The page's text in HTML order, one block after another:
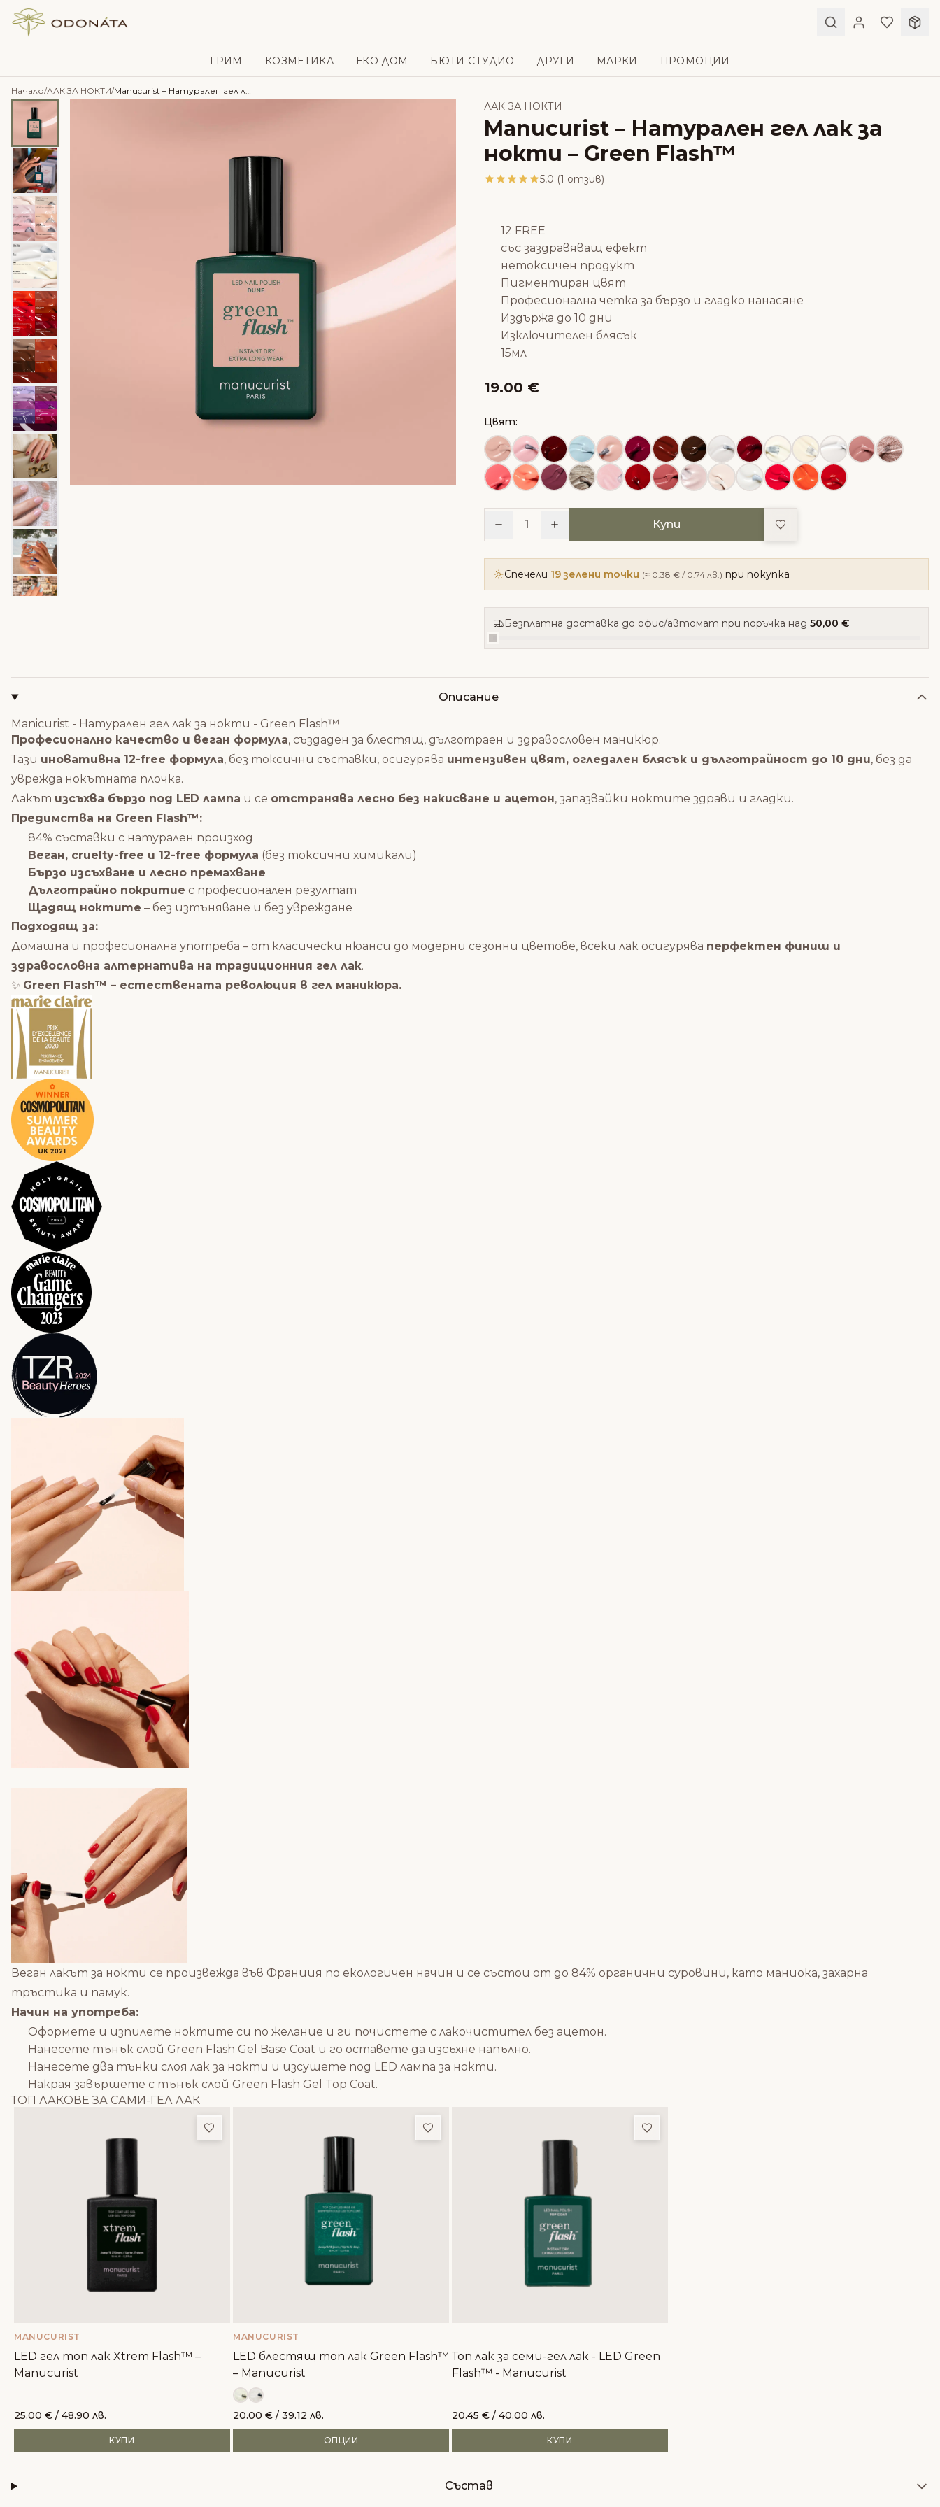
Skip to content
ГРИМ КОЗМЕТИКА ЕКО ДОМ БЮТИ СТУДИО ДРУГИ МАРКИ ПРОМОЦИИ
Начало/ЛАК ЗА НОКТИ/ Manucurist – Натурален гел лак за нокти – Green Flash™
ЛАК ЗА НОКТИ
Manucurist – Натурален гел лак за
нокти – Green Flash™
5,0 (1 отзив)
12 FREE
със заздравяващ ефект
нетоксичен продукт
Пигментиран цвят
Професионална четка за бързо и гладко нанасяне
Издържа до 10 дни
Изключителен блясък
15мл
19.00 €
Цвят:
1 Купи Добави в любими
Спечели 19 зелени точки (≈ 0.38 € / 0.74 лв.) при покупка
Безплатна доставка до офис/автомат при поръчка над 50,00 €
Описание
Manicurist - Натурален гел лак за нокти - Green Flash™
Професионално качество и веган формула, създаден за блестящ, дълготраен и здравословен маникюр.
Тази иновативна 12-free формула, без токсични съставки, осигурява интензивен цвят, огледален блясък и дълготрайност до 10 дни, без да
уврежда нокътната плочка.
Лакът изсъхва бързо под LED лампа и се отстранява лесно без накисване и ацетон, запазвайки ноктите здрави и гладки.
Предимства на Green Flash™:
84% съставки с натурален произход
Веган, cruelty-free и 12-free формула (без токсични химикали)
Бързо изсъхване и лесно премахване
Дълготрайно покритие с професионален резултат
Щадящ ноктите – без изтъняване и без увреждане
Подходящ за:
Домашна и професионална употреба – от класически нюанси до модерни сезонни цветове, всеки лак осигурява перфектен финиш и
здравословна алтернатива на традиционния гел лак.
✨ Green Flash™ – естествената революция в гел маникюра.
Веган лакът за нокти се произвежда във Франция по екологичен начин и се състои от до 84% органични суровини, като маниока, захарна
тръстика и памук.
Начин на употреба:
Оформете и изпилете ноктите си по желание и ги почистете с лакочистител без ацетон.
Нанесете тънък слой Green Flash Gel Base Coat и го оставете да изсъхне напълно.
Нанесете два тънки слоя лак за нокти и изсушете под LED лампа за нокти.
Накрая завършете с тънък слой Green Flash Gel Top Coat.
ТОП ЛАКОВЕ ЗА САМИ-ГЕЛ ЛАК
Добави в любими
MANUCURIST
LED гел топ лак Xtrem Flash™ –
Manucurist
25.00 € / 48.90 лв.
КУПИ
Добави в любими
MANUCURIST
LED блестящ топ лак Green Flash™
– Manucurist
20.00 € / 39.12 лв.
ОПЦИИ
Добави в любими
Топ лак за семи-гел лак - LED Green
Flash™ - Manucurist
20.45 € / 40.00 лв.
КУПИ
Състав